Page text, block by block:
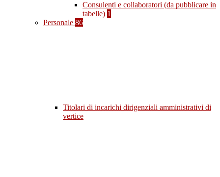
Consulenti e collaboratori (da pubblicare in
tabelle) 1
Personale 86
Titolari di incarichi dirigenziali amministrativi di
vertice